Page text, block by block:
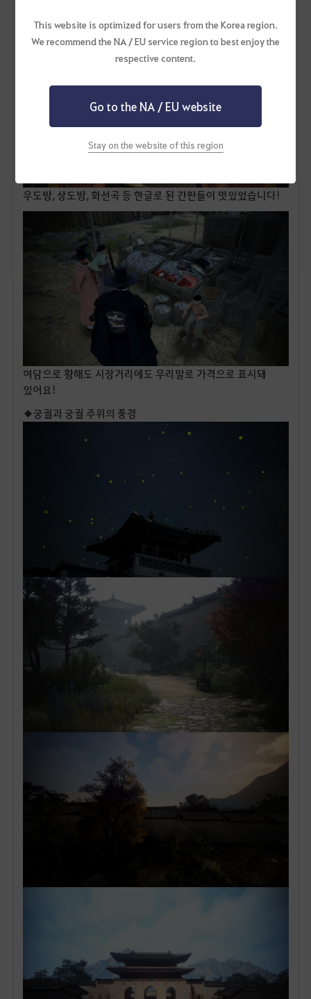
This website is optimized for users from the Korea region.
We recommend the NA / EU service region to best enjoy the
respective content.
Go to the NA / EU website
Stay on the website of this region
우도방, 상도방, 화선곡 등 한글로 된 간판들이 멋있었습니다!
여담으로 황해도 시장거리에도 우리말로 가격으로 표시돼
있어요!
◆궁궐과 궁궐 주위의 풍경